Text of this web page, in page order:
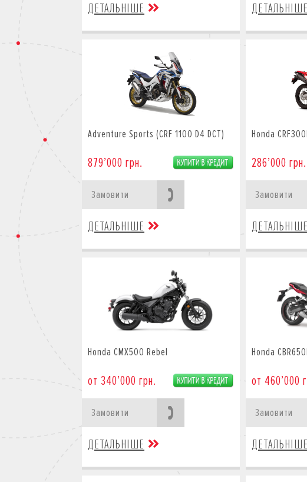
ДЕТАЛЬНІШЕ ДЕТАЛЬНІШЕ
Adventure Sports (CRF 1100 D4 DCT)
879’000 грн.
Замовити
ДЕТАЛЬНІШЕ
Honda
286’000 грн.
Замовити
ДЕТАЛЬНІШЕ
Honda CMX500 Rebel
от 340’000 грн.
Замовити
ДЕТАЛЬНІШЕ
Honda
от 460’000
Замовити
ДЕТАЛЬНІШЕ